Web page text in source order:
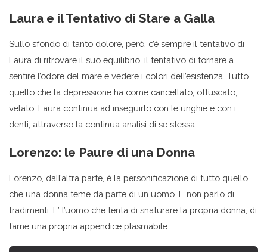
Laura e il Tentativo di Stare a Galla
Sullo sfondo di tanto dolore, però, c’è sempre il tentativo di
Laura di ritrovare il suo equilibrio, il tentativo di tornare a
sentire l’odore del mare e vedere i colori dell’esistenza. Tutto
quello che la depressione ha come cancellato, offuscato,
velato, Laura continua ad inseguirlo con le unghie e con i
denti, attraverso la continua analisi di se stessa.
Lorenzo: le Paure di una Donna
Lorenzo, dall’altra parte, è la personificazione di tutto quello
che una donna teme da parte di un uomo. E non parlo di
tradimenti. E’ l’uomo che tenta di snaturare la propria donna, di
farne una propria appendice plasmabile.